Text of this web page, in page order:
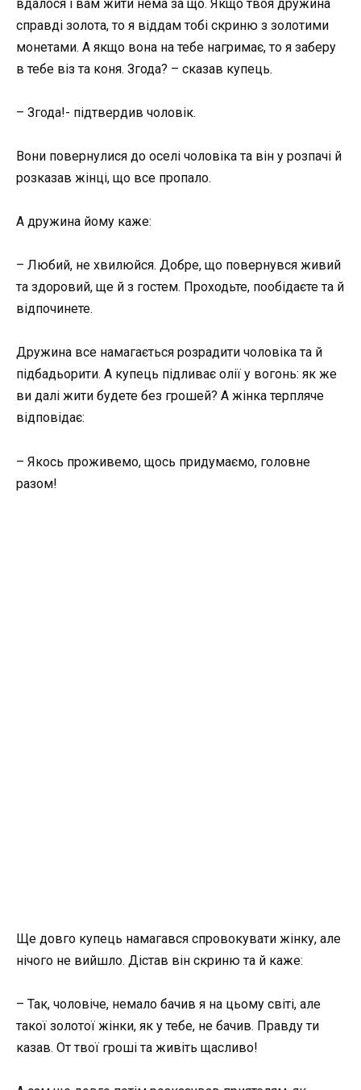
вдалося і вам жити нема за що. Якщо твоя дружина
справді золота, то я віддам тобі скриню з золотими
монетами. А якщо вона на тебе нагримає, то я заберу
в тебе віз та коня. Згода? – сказав купець.
– Згода!- підтвердив чоловік.
Вони повернулися до оселі чоловіка та він у розпачі й
розказав жінці, що все пропало.
А дружина йому каже:
– Любий, не хвилюйся. Добре, що повернувся живий
та здоровий, ще й з гостем. Проходьте, пообідаєте та й
відпочинете.
Дружина все намагається розрадити чоловіка та й
підбадьорити. А купець підливає олії у вогонь: як же
ви далі жити будете без грошей? А жінка терпляче
відповідає:
– Якось проживемо, щось придумаємо, головне
разом!
Ще довго купець намагався спровокувати жінку, але
нічого не вийшло. Дістав він скриню та й каже:
– Так, чоловіче, немало бачив я на цьому світі, але
такої золотої жінки, як у тебе, не бачив. Правду ти
казав. От твої гроші та живіть щасливо!